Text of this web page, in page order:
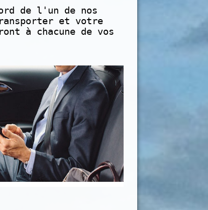
de l'un de nos
et votre
à chacune de vos